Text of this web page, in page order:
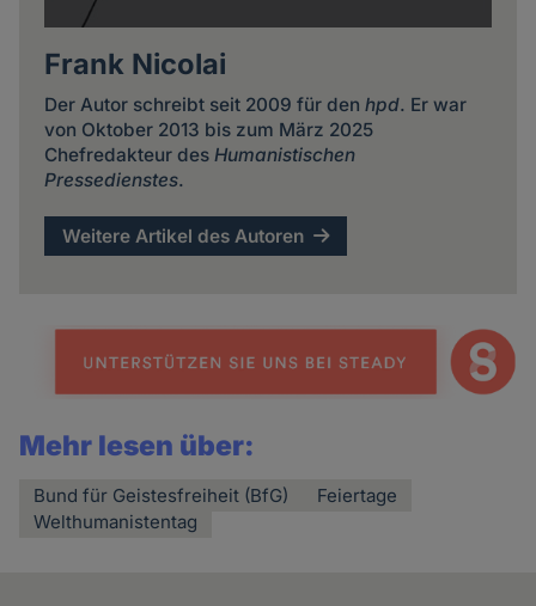
Frank Nicolai
Der Autor schreibt seit 2009 für den hpd. Er war
von Oktober 2013 bis zum März 2025
Chefredakteur des Humanistischen
Pressedienstes.
Weitere Artikel des Autoren
Mehr lesen über:
Bund für Geistesfreiheit (BfG)
Feiertage
Welthumanistentag